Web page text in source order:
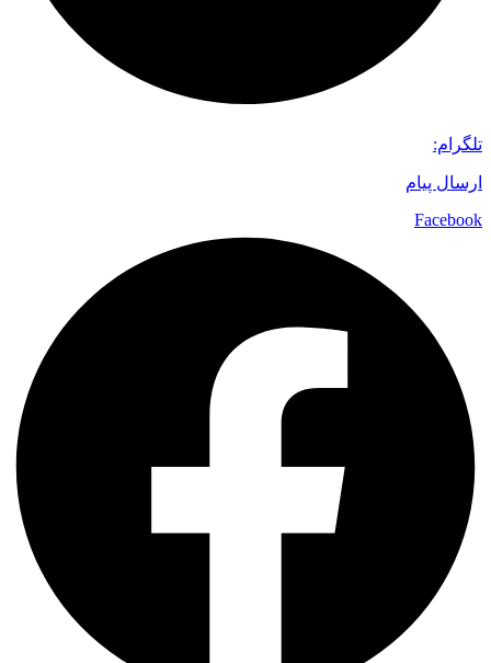
تلگرام:
ارسال پیام
Facebook